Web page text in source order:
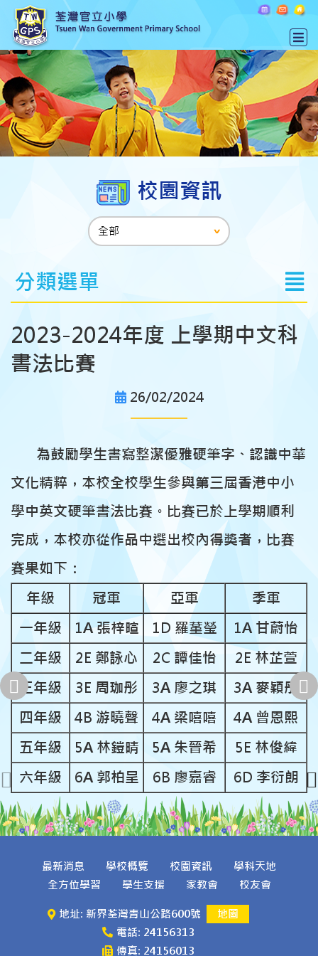
校園資訊
分類選單
2023-2024年度 上學期中文科
書法比賽
26/02/2024
為鼓勵學生書寫整潔優雅硬筆字、認識中華
文化精粹，本校全校學生參與第三屆香港中小
學中英文硬筆書法比賽。比賽已於上學期順利
完成，本校亦從作品中選出校內得獎者，比賽
賽果如下：
年級
冠軍 亞軍
季軍
一年級
1A 張梓暄 1D 羅蓳瑩
1A 甘蔚怡
二年級
2E 鄭詠心 2C 譚佳怡
2E 林芷萱
三年級
3E 周珈彤 3A 廖之琪
3A 麥穎彤
四年級
4B 游曉聲 4A 梁嘻嘻
4A 曾恩熙
五年級
5A 林鎧晴 5A 朱晉希
5E 林俊緯
六年級
6A 郭柏呈 6B 廖嘉睿 6D 李衍朗
最新消息 學校概覽 校園資訊
學科天地
全方位學習
學生支援 家教會 校友會
地址: 新界荃灣青山公路600號
地圖
電話: 24156313
傳真: 24156013